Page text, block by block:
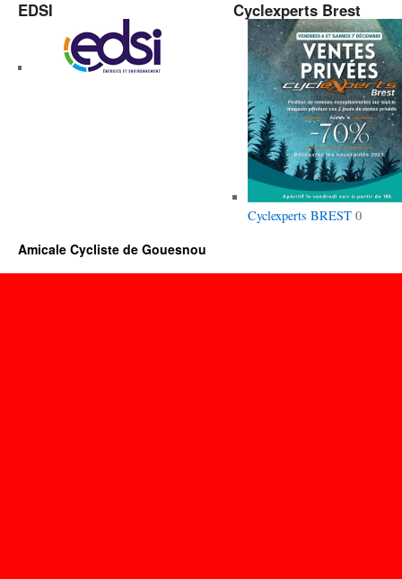
EDSI Cyclexperts Brest
Cyclexperts BREST0
Amicale Cycliste de Gouesnou